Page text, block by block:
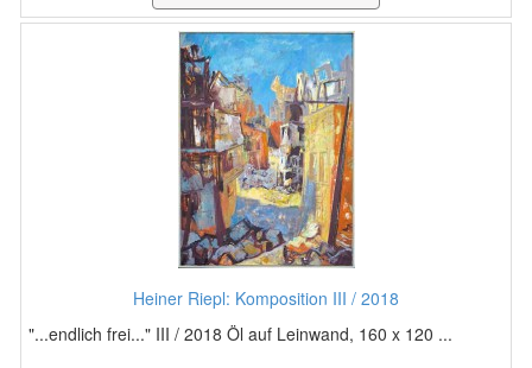
Heiner Riepl: Komposition III / 2018
"...endlich frei..." III / 2018 Öl auf Leinwand, 160 x 120 ...